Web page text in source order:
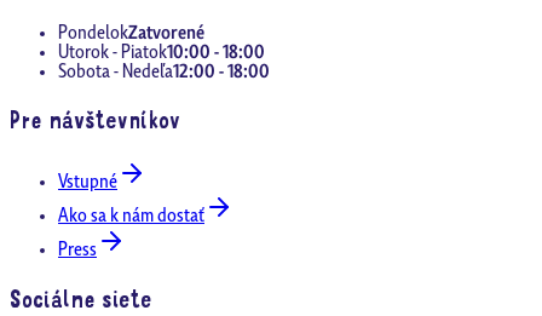
PondelokZatvorené
Utorok - Piatok10:00 - 18:00
Sobota - Nedeľa12:00 - 18:00
Pre návštevníkov
Vstupné
Ako sa k nám dostať
Press
Sociálne siete